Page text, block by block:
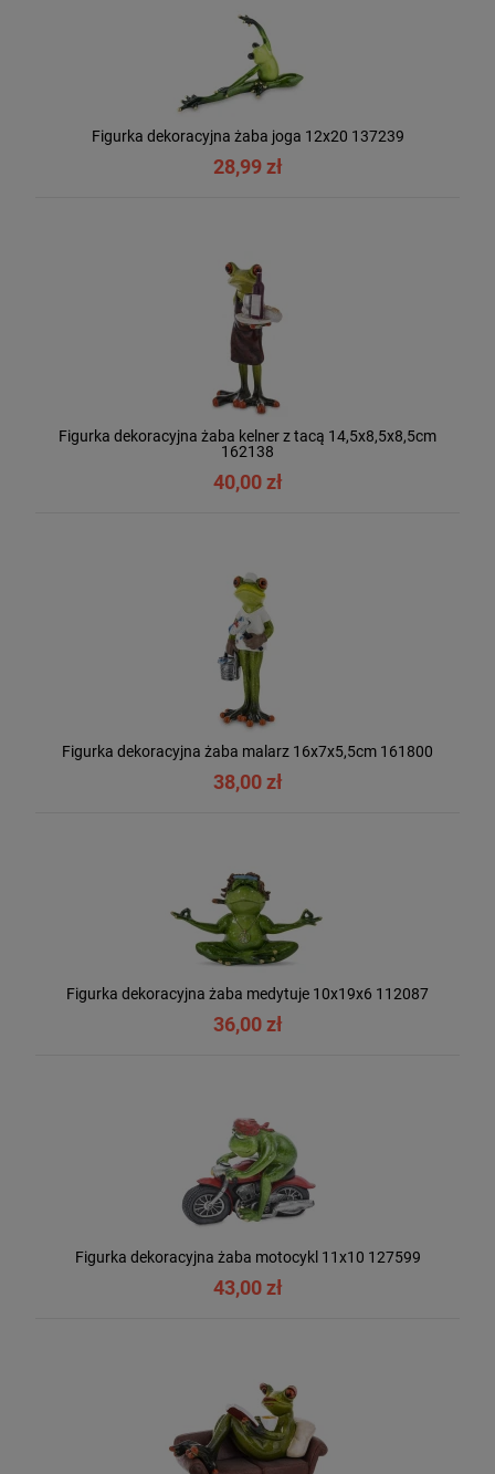
Figurka dekoracyjna żaba joga 12x20 137239
28,99 zł
Figurka dekoracyjna żaba kelner z tacą 14,5x8,5x8,5cm
162138
40,00 zł
Figurka dekoracyjna żaba malarz 16x7x5,5cm 161800
38,00 zł
Figurka dekoracyjna żaba medytuje 10x19x6 112087
36,00 zł
Figurka dekoracyjna żaba motocykl 11x10 127599
43,00 zł